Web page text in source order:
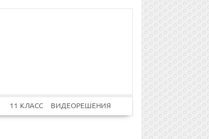
11 КЛАСС ВИДЕОРЕШЕНИЯ